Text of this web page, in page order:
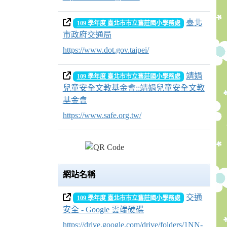
109 學年度 臺北市市立舊莊國小學務處
臺北
市政府交通局
https://www.dot.gov.taipei/
109 學年度 臺北市市立舊莊國小學務處
靖娟
兒童安全文教基金會::靖娟兒童安全文教
基金會
https://www.safe.org.tw/
網站名稱
109 學年度 臺北市市立舊莊國小學務處
交通
安全 - Google 雲端硬碟
https://drive.google.com/drive/folders/1NN-